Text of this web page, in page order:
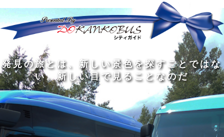
旅 の 程 に こそ価値があ る
発見の旅と は 新 し い景色を探す ことではな
い。 新 しい目 で見 る こ と なのだ
人間の幅を広 げる ものは3つある。人と会
い、 本 を読み 、旅 を す る ことだ
私は旅 をす るために旅をする
旅 の 程 に こそ価値があ る
どんなに洗 練 れ た 大人の中にも 、外に出た
くてし ょうがない小さな 子供がいる
旅をするの は 着 す るためではな く、旅をす
るた めで あ る
旅は 真 知 識 の大きな泉で ある